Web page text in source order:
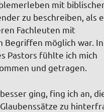
mit
zu beschreiben, als
Fachleuten mit
Begriffen möglich war.
Pastors fühlte ich mich
und getragen.
ging, fing ich an,
zu